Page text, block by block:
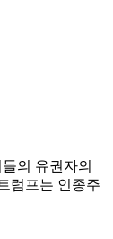
의 유권자의
럼프는 인종주